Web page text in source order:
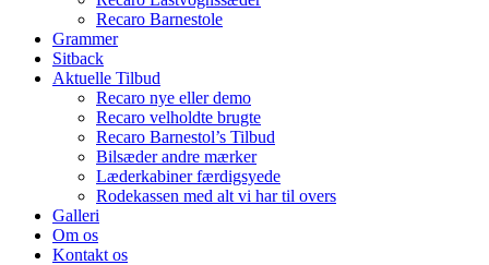
Recaro Barnestole
Grammer
Sitback
Aktuelle Tilbud
Recaro nye eller demo
Recaro velholdte brugte
Recaro Barnestol’s Tilbud
Bilsæder andre mærker
Læderkabiner færdigsyede
Rodekassen med alt vi har til overs
Galleri
Om os
Kontakt os